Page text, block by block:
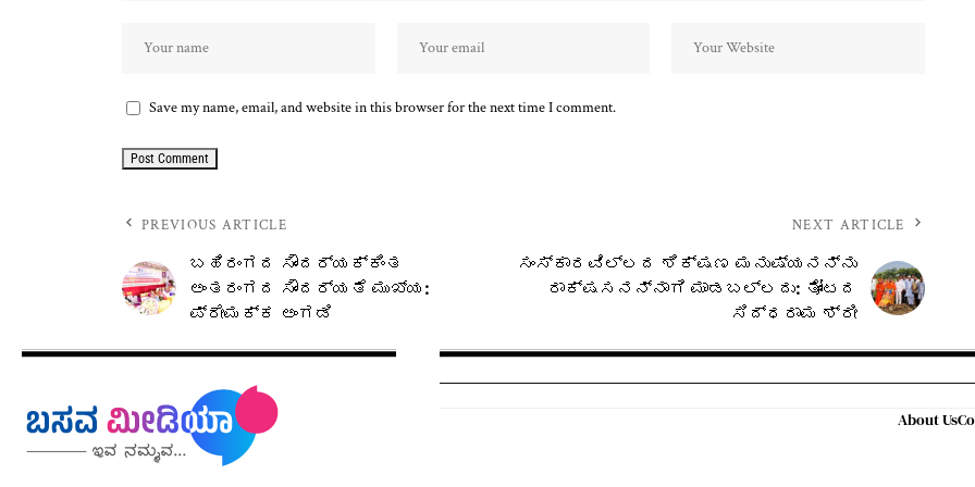
Save my name, email, and website in this browser for the next time I comment.
PREVIOUS ARTICLE
ಬಹಿರಂಗದ ಸೌಂದರ್ಯಕ್ಕಿಂತ
ಅಂತರಂಗದ ಸೌಂದರ್ಯತೆ ಮುಖ್ಯ:
ಪ್ರೇಮಕ್ಕ ಅಂಗಡಿ
NEXT ARTICLE
ಸಂಸ್ಕಾರವಿಲ್ಲದ ಶಿಕ್ಷಣ ಮನುಷ್ಯನನ್ನು
ರಾಕ್ಷಸನನ್ನಾಗಿ ಮಾಡಬಲ್ಲದು: ತೋಂಟದ
ಸಿದ್ಧರಾಮ ಶ್ರೀ
About Us